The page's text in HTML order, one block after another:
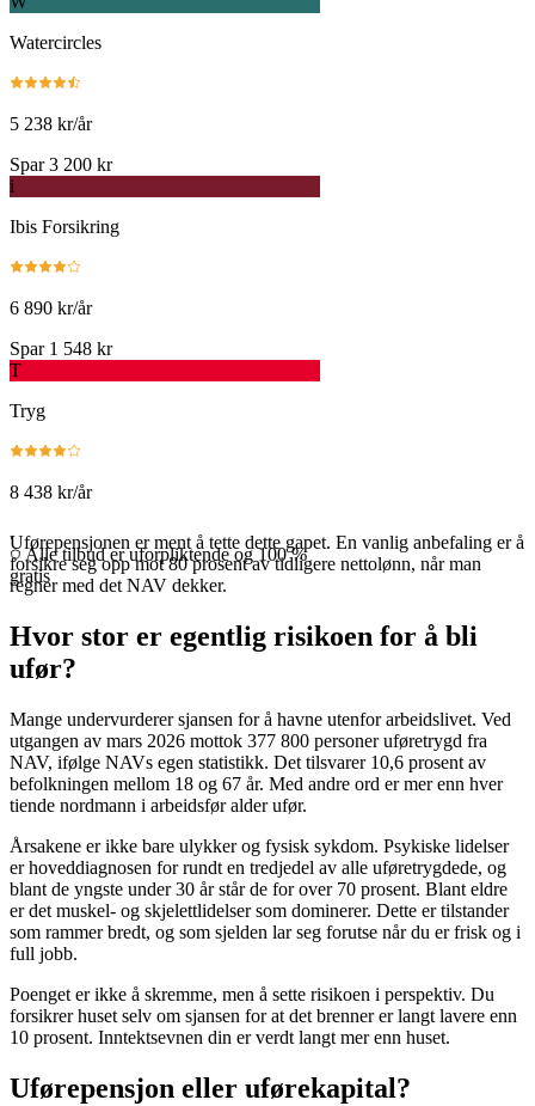
Watercircles
5 238 kr/år
Spar 3 200 kr
i
Ibis Forsikring
6 890 kr/år
Spar 1 548 kr
T
Tryg
8 438 kr/år
.
Alle tilbud er uforpliktende og 100 %
gratis
Uførepensjonen er ment å tette dette gapet. En vanlig anbefaling er å
forsikre seg opp mot 80 prosent av tidligere nettolønn, når man
regner med det NAV dekker.
Hvor stor er egentlig risikoen for å bli
ufør?
Mange undervurderer sjansen for å havne utenfor arbeidslivet. Ved
utgangen av mars 2026 mottok 377 800 personer uføretrygd fra
NAV, ifølge NAVs egen statistikk. Det tilsvarer 10,6 prosent av
befolkningen mellom 18 og 67 år. Med andre ord er mer enn hver
tiende nordmann i arbeidsfør alder ufør.
Årsakene er ikke bare ulykker og fysisk sykdom. Psykiske lidelser
er hoveddiagnosen for rundt en tredjedel av alle uføretrygdede, og
blant de yngste under 30 år står de for over 70 prosent. Blant eldre
er det muskel- og skjelettlidelser som dominerer. Dette er tilstander
som rammer bredt, og som sjelden lar seg forutse når du er frisk og i
full jobb.
Poenget er ikke å skremme, men å sette risikoen i perspektiv. Du
forsikrer huset selv om sjansen for at det brenner er langt lavere enn
10 prosent. Inntektsevnen din er verdt langt mer enn huset.
Uførepensjon eller uførekapital?